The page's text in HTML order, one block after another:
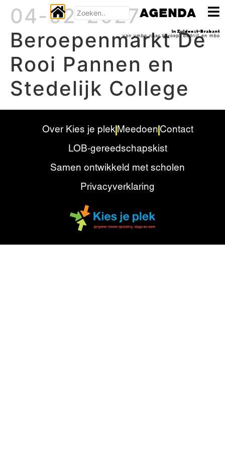
04-02-2027
Beroepenmarkt De
Rooi Pannen en
Stedelijk College
Over Kies je plek Meedoen Contact
LOB-gereedschapskist
Samen ontwikkeld met scholen
Privacyverklaring
AGENDA
In Zuidoost-Brabant
van vmbo naar beroep, bedrijf en mbo